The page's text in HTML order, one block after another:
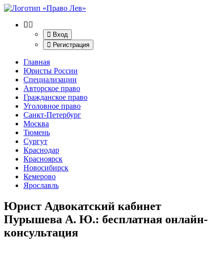
Вход
Регистрация
Главная
Юристы России
Специализации
Авторское право
Гражданское право
Уголовное право
Санкт-Петербург
Москва
Тюмень
Сургут
Краснодар
Красноярск
Новосибирск
Кемерово
Ярославль
Юрист Адвокатский кабинет
Пурышева А. Ю.: бесплатная онлайн-
консультация